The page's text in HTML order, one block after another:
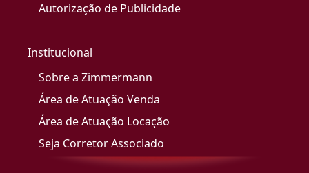
Autorização de Publicidade
Institucional
Sobre a Zimmermann
Área de Atuação Venda
Área de Atuação Locação
Seja Corretor Associado